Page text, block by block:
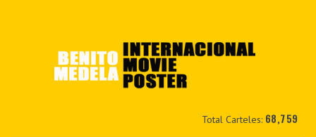
Total Carteles: 68,759